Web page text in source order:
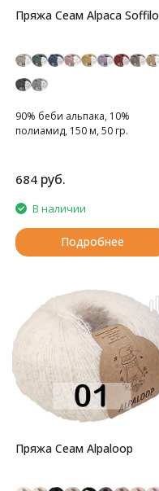
Пряжа Сеам Alpaca Soffilo
90% беби альпака, 10%
полиамид, 150 м, 50 гр.
684 руб.
В наличии
Подробнее
Пряжа Сеам Alpaloop